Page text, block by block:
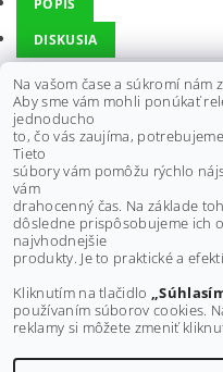
POPIS
DISKUSIA
Nosič na štvorkolku určený na
je vyrobený z vysokokvalitných
odolný a má dlhú životnosť.
Vhodné pre modely:
ACCESS Warrior, Tomahawk
Buďte prvý, kto napíše
Na vašom čase a súkromí nám
Aby sme vám mohli ponúkať
jednoducho
to, čo vás zaujíma,
Tieto
súbory vám pomôžu rýchlo
vám
drahocenný čas. Na základe
dôsledne prispôsobujeme ich
najvhodnejšie
produkty. Je to praktické a
Kliknutím na tlačidlo
používaním súborov cookies.
reklamy si môžete zmeniť